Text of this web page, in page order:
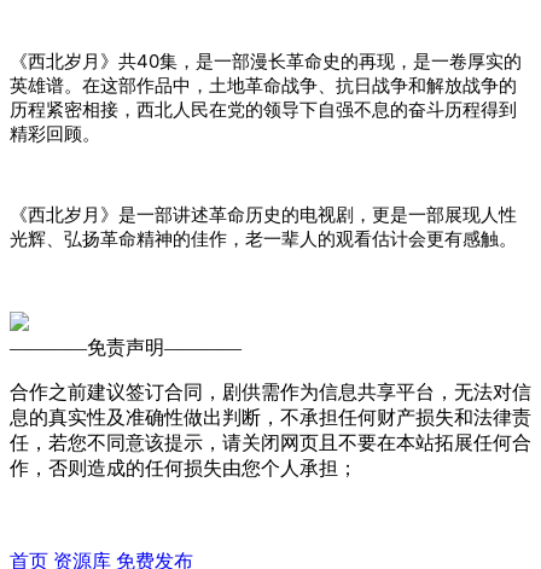
《西北岁月》共40集，是一部漫长革命史的再现，是一卷厚实的
英雄谱。在这部作品中，土地革命战争、抗日战争和解放战争的
历程紧密相接，西北人民在党的领导下自强不息的奋斗历程得到
精彩回顾。
《西北岁月》是一部讲述革命历史的电视剧，更是一部展现人性
光辉、弘扬革命精神的佳作，老一辈人的观看估计会更有感触。
————免责声明————
合作之前建议签订合同，剧供需作为信息共享平台，无法对信
息的真实性及准确性做出判断，不承担任何财产损失和法律责
任，若您不同意该提示，请关闭网页且不要在本站拓展任何合
作，否则造成的任何损失由您个人承担；
首页 资源库 免费发布